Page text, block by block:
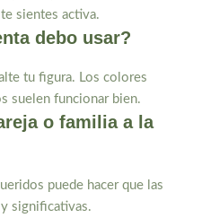
sientes activa.
debo usar?
tu figura. Los colores
suelen funcionar bien.
o familia a la
puede hacer que las
significativas.